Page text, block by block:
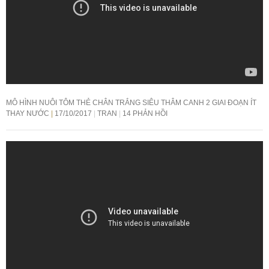
MÔ HÌNH NUÔI TÔM THẺ CHÂN TRẮNG SIÊU THÂM CANH 2 GIAI ĐOẠN ÍT
THAY NƯỚC
17/10/2017 TRAN 14 PHẢN HỒI